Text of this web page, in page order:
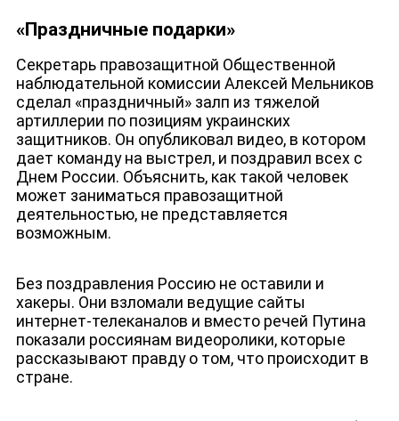
«Праздничные подарки»
Секретарь правозащитной Общественной
наблюдательной комиссии Алексей Мельников
сделал «праздничный» залп из тяжелой
артиллерии по позициям украинских
защитников. Он опубликовал видео, в котором
дает команду на выстрел, и поздравил всех с
Днем России. Объяснить, как такой человек
может заниматься правозащитной
деятельностью, не представляется
возможным.
Без поздравления Россию не оставили и
хакеры. Они взломали ведущие сайты
интернет-телеканалов и вместо речей Путина
показали россиянам видеоролики, которые
рассказывают правду о том, что происходит в
стране.